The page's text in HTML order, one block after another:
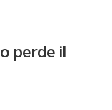
perde il